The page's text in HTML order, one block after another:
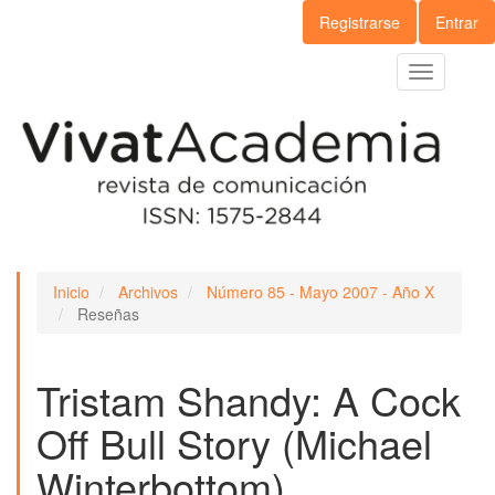
lateral
Registrarse Entrar
Toggle
navigation
Inicio Archivos
Número 85 - Mayo 2007 - Año X
Reseñas
Tristam Shandy: A Cock
Off Bull Story (Michael